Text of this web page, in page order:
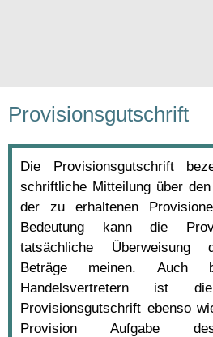
Provisionsgutschrift
Die Provisionsgutschrift
schriftliche Mitteilung über
der zu erhaltenen
Bedeutung kann die
tatsächliche Überweisung
Beträge meinen. Auch
Handelsvertretern ist
Provisionsgutschrift ebenso
Provision Aufgabe des